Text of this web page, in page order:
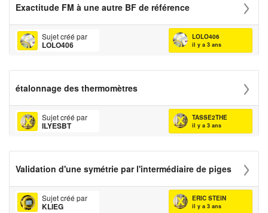
Exactitude FM à une autre BF de référence
Sujet créé par
LOLO406
LOLO406
il y a 3 ans
étalonnage des thermomètres
Sujet créé par
ILYESBT
TASSE2THE
il y a 3 ans
Validation d'une symétrie par l'intermédiaire de piges
Sujet créé par
KLIEG
ERIC STEIN
il y a 3 ans